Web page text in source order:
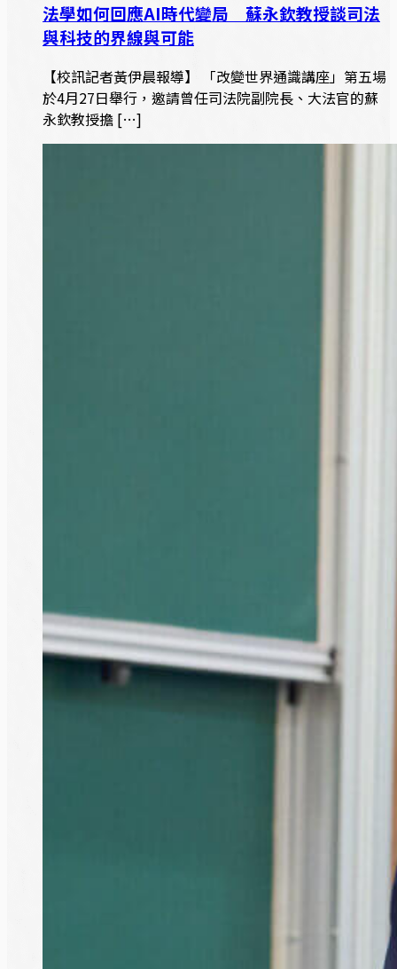
法學如何回應AI時代變局 蘇永欽教授談司法
與科技的界線與可能
【校訊記者黃伊晨報導】 「改變世界通識講座」第五場
於4月27日舉行，邀請曾任司法院副院長、大法官的蘇
永欽教授擔 […]